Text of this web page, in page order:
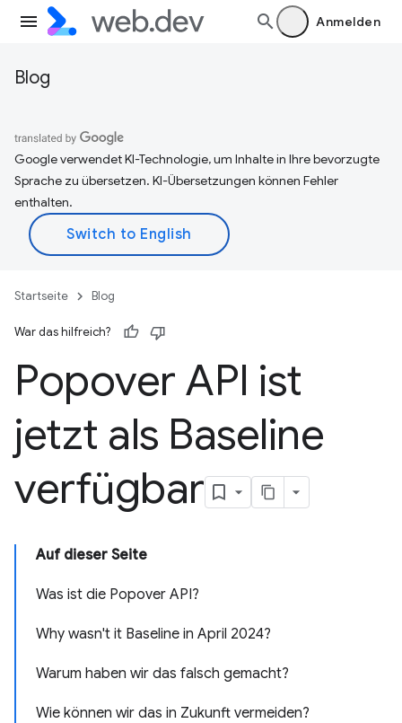
Anmelden
Blog
Google verwendet KI-Technologie, um Inhalte in Ihre bevorzugte
Sprache zu übersetzen. KI-Übersetzungen können Fehler
enthalten.
Startseite Blog
War das hilfreich?
Popover API ist
jetzt als Baseline
verfügbar
Auf dieser Seite
Was ist die Popover API?
Why wasn't it Baseline in April 2024?
Warum haben wir das falsch gemacht?
Wie können wir das in Zukunft vermeiden?